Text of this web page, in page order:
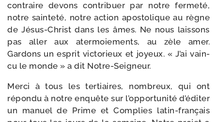
contraire devons contri­buer par notre fer­me­té,
notre sain­te­té, notre action apos­to­lique au règne
de Jésus-​Christ dans les âmes. Ne nous lais­sons
pas aller aux ater­moie­ments, au zèle amer.
Gardons un esprit vic­to­rieux et joyeux. « J’ai vain­
cu le monde » a dit Notre-Seigneur.
Merci à tous les ter­tiaires, nom­breux, qui ont
répon­du à notre enquête sur l’op­por­tu­ni­té d’é­di­ter
un manuel de Prime et Complies latin-​français